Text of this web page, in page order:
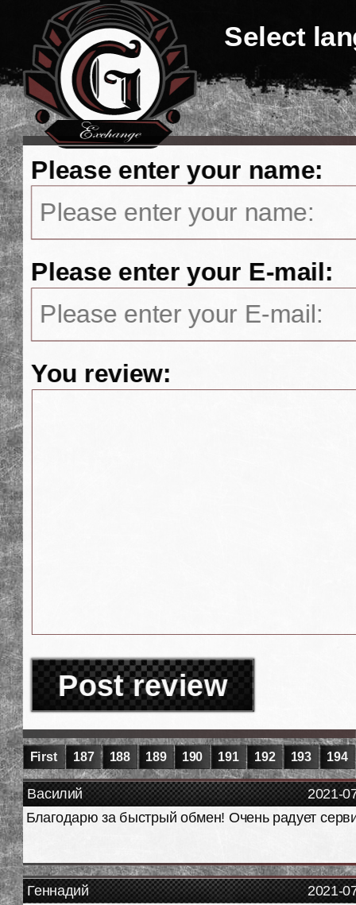
Select
Please enter your name:
Please enter your E-mail:
You review:
Post review
First 187 188 189 190 191 192 193 194
2021-
Василий
Благодарю за быстрый обмен! Очень радует
2021-
Геннадий